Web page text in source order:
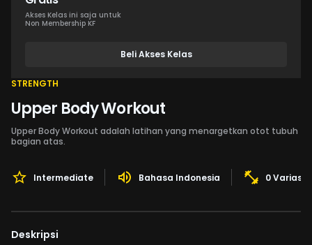
Akses Kelas ini saja untuk
Non Membership KF
Beli Akses Kelas
STRENGTH
Upper Body Workout
Upper Body Workout adalah latihan yang menargetkan otot tubuh
bagian atas.
Intermediate Bahasa Indonesia 0 Variasi
Deskripsi